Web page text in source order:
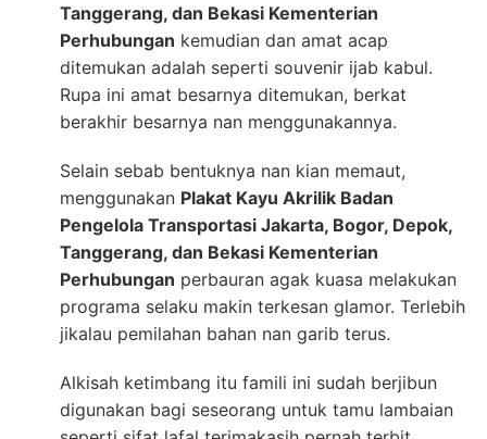
Tanggerang, dan Bekasi Kementerian
Perhubungan kemudian dan amat acap
ditemukan adalah seperti souvenir ijab kabul.
Rupa ini amat besarnya ditemukan, berkat
berakhir besarnya nan menggunakannya.
Selain sebab bentuknya nan kian memaut,
menggunakan Plakat Kayu Akrilik Badan
Pengelola Transportasi Jakarta, Bogor, Depok,
Tanggerang, dan Bekasi Kementerian
Perhubungan perbauran agak kuasa melakukan
programa selaku makin terkesan glamor. Terlebih
jikalau pemilahan bahan nan garib terus.
Alkisah ketimbang itu famili ini sudah berjibun
digunakan bagi seseorang untuk tamu lambaian